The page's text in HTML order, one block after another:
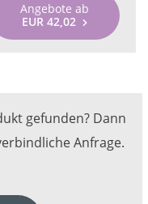
Angebote ab
EUR 42,02
gefunden? Dann
Anfrage.